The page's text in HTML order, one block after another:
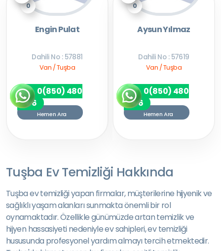
0
Engin Pulat
Dahili No : 57881
Van / Tuşba
0(850) 480
7256
Hemen Ara
0
Aysun Yılmaz
Dahili No : 57619
Van / Tuşba
0(850) 480
7256
Hemen Ara
Tuşba Ev Temizliği Hakkında
Tuşba ev temizliği yapan firmalar, müşterilerine hijyenik ve
sağlıklı yaşam alanları sunmakta önemli bir rol
oynamaktadır. Özellikle günümüzde artan temizlik ve
hijyen hassasiyeti nedeniyle ev sahipleri, ev temizliği
hususunda profesyonel yardım almayı tercih etmektedir.